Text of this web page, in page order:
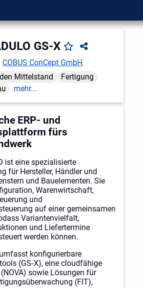
GS-X
COBUS ConCept GmbH
Mittelstand
Fertigung
mehr...
ERP- und
fürs
ist eine spezialisierte
für Hersteller, Händler und
und Bauelementen. Sie
Warenwirtschaft,
und
auf einer gemeinsamen
Variantenvielfalt,
und Liefertermine
werden können.
konfigurierbare
(GS‑X), eine cloudfähige
sowie Lösungen für
(FIT),